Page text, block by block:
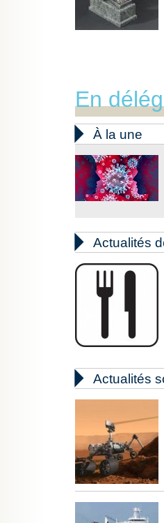
En
 À la une
 Actualités
 Actualités